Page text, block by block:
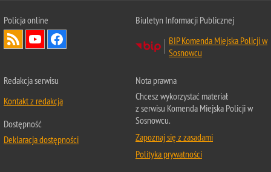
Policja online
Biuletyn Informacji Publicznej
BIP Komenda Miejska Policji w
Sosnowcu
Redakcja serwisu
Kontakt z redakcją
Dostępność
Deklaracja dostępności
Nota prawna
Chcesz wykorzystać materiał
z serwisu Komenda Miejska Policji w
Sosnowcu.
Zapoznaj się z zasadami
Polityka prywatności